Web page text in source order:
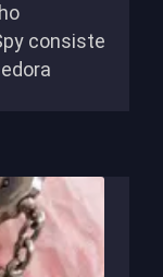
consiste